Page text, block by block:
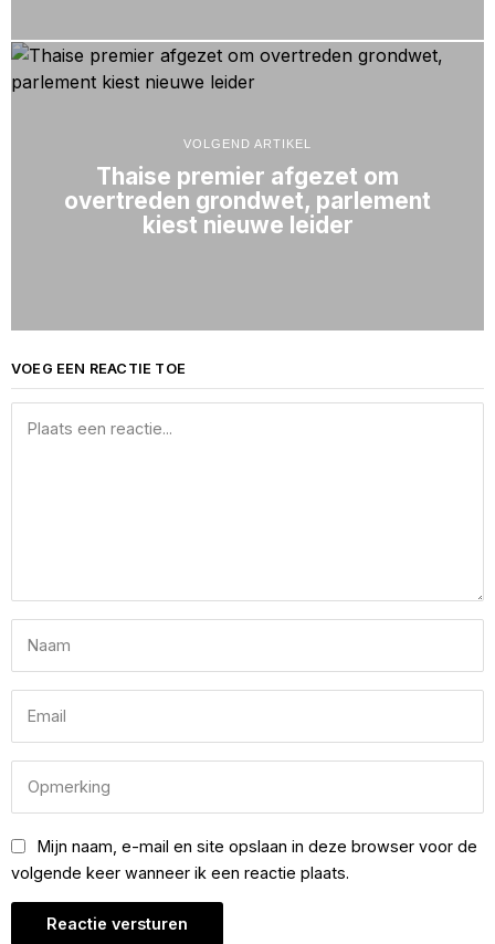
VOLGEND ARTIKEL
Thaise premier afgezet om
overtreden grondwet, parlement
kiest nieuwe leider
VOEG EEN REACTIE TOE
Mijn naam, e-mail en site opslaan in deze browser voor de
volgende keer wanneer ik een reactie plaats.